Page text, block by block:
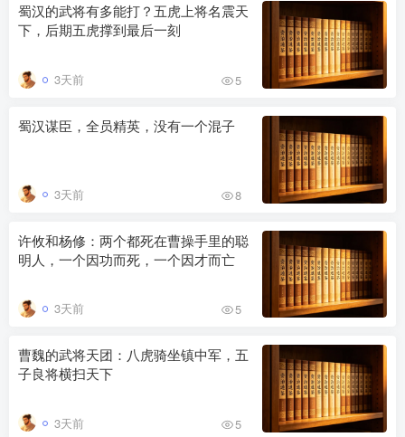
蜀汉的武将有多能打？五虎上将名震天
下，后期五虎撑到最后一刻
3天前 5
蜀汉谋臣，全员精英，没有一个混子
3天前 8
许攸和杨修：两个都死在曹操手里的聪
明人，一个因功而死，一个因才而亡
3天前 5
曹魏的武将天团：八虎骑坐镇中军，五
子良将横扫天下
3天前 5